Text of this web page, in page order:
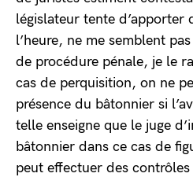
législateur tente
l’heure, ne me semblent
de procédure pénale, je le
cas de perquisition, on ne
présence du bâtonnier si
telle enseigne que le juge
bâtonnier dans ce cas de
peut effectuer des contrôles